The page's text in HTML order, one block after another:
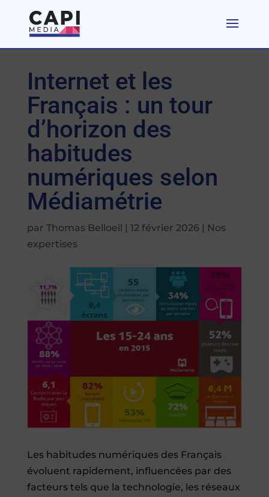
Internet et les
Français : un tour
d’horizon des
habitudes
numériques selon
Médiamétrie
par Thomas Belloeil | 12 février 2026 | Nos
expertises
Les habitudes numériques des Français
évoluent rapidement, influencées par des
facteurs tels que la technologie, les réseaux